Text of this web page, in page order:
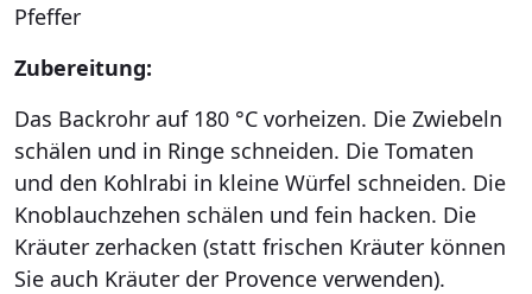
Pfeffer
Zubereitung:
Das Backrohr auf 180 °C vorheizen. Die Zwiebeln
schälen und in Ringe schneiden. Die Tomaten
und den Kohlrabi in kleine Würfel schneiden. Die
Knoblauchzehen schälen und fein hacken. Die
Kräuter zerhacken (statt frischen Kräuter können
Sie auch Kräuter der Provence verwenden).